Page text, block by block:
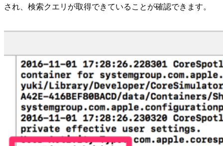
され、検索クエリが取得できていることが確認できます。